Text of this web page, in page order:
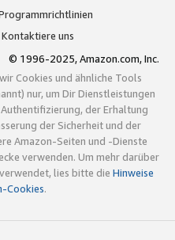
Kontaktiere uns
© 1996-2025, Amazon.com, Inc.
Cookies und ähnliche Tools
nur, um Dir Dienstleistungen
der Erhaltung
der Sicherheit und der
Amazon-Seiten und -Dienste
verwenden. Um mehr darüber
lies bitte die Hinweise
Cookies.